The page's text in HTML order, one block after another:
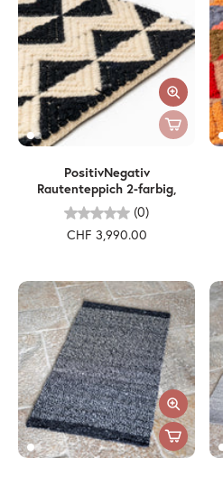
PositivNegativ
Rautenteppich 2-farbig,
(0)
CHF 3,990.00